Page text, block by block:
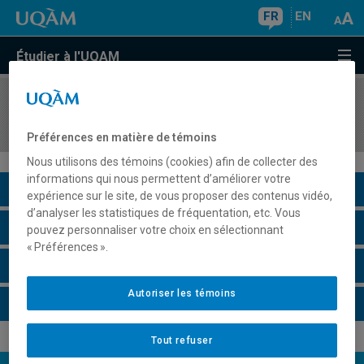
FR EN
Étudier à l'UQAM
COURS//
Description du cours
Horaire - Été 2026
Préférences en matière de témoins
Nous utilisons des témoins (cookies) afin de collecter des
informations qui nous permettent d’améliorer votre
expérience sur le site, de vous proposer des contenus vidéo,
d’analyser les statistiques de fréquentation, etc. Vous
pouvez personnaliser votre choix en sélectionnant
« Préférences ».
Tout refuser
Autoriser les témoins